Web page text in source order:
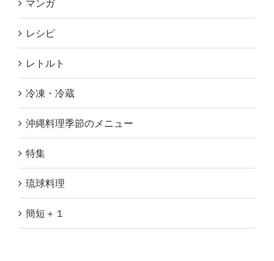
マンガ
レシピ
レトルト
冷凍・冷蔵
沖縄料理季節のメニュー
特集
琉球料理
簡短＋１